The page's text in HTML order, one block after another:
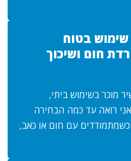
שימוש בטוח
חום ושיכוך
מוכר בשימוש ביתי,
רואה עד כמה הבחירה
כשמתמודדים עם חום או כאב,